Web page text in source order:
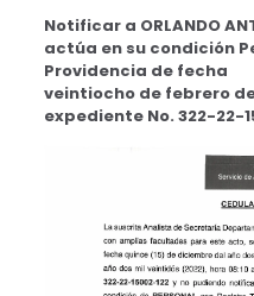
Notificar a ORLANDO
actúa en su condición
Providencia de fecha
veintiocho de febrero
expediente No. 322-22-